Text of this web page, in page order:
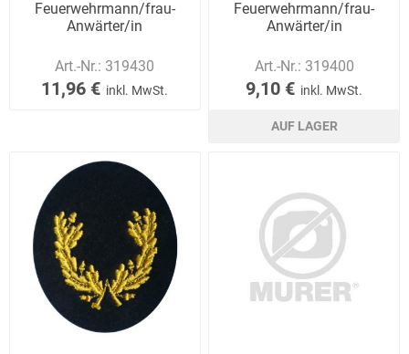
Feuerwehrmann/frau-
Anwärter/in
Art.-Nr.: 319430
11,96 € inkl. MwSt.
Feuerwehrmann/frau-
Anwärter/in
Art.-Nr.: 319400
9,10 € inkl. MwSt.
AUF LAGER